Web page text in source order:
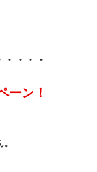
・・・
ーン！